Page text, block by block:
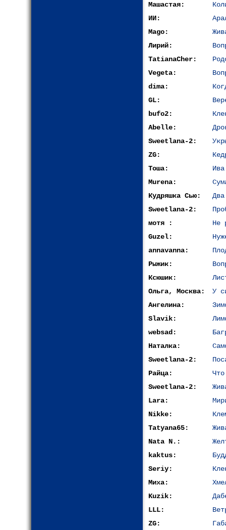
Машастая:
ИИ:
Mago:
Лирий:
TatianaCher:
Vegeta:
dima:
GL:
bufo2:
Abelle:
Sweetlana-2:
ZG:
Тоша:
Murena:
Кудряшка Сью:
Sweetlana-2:
мотя :
Не
Guzel:
annavanna:
Рыжик:
Ксюшик:
Ольга, Москва:
У
Ангелина:
Slavik:
websad:
Наталка:
Sweetlana-2:
Райца:
Sweetlana-2:
Lara:
Nikke:
Tatyana65:
Nata N.:
kaktus:
Seriy:
Миха:
Kuzik:
LLL:
ZG: